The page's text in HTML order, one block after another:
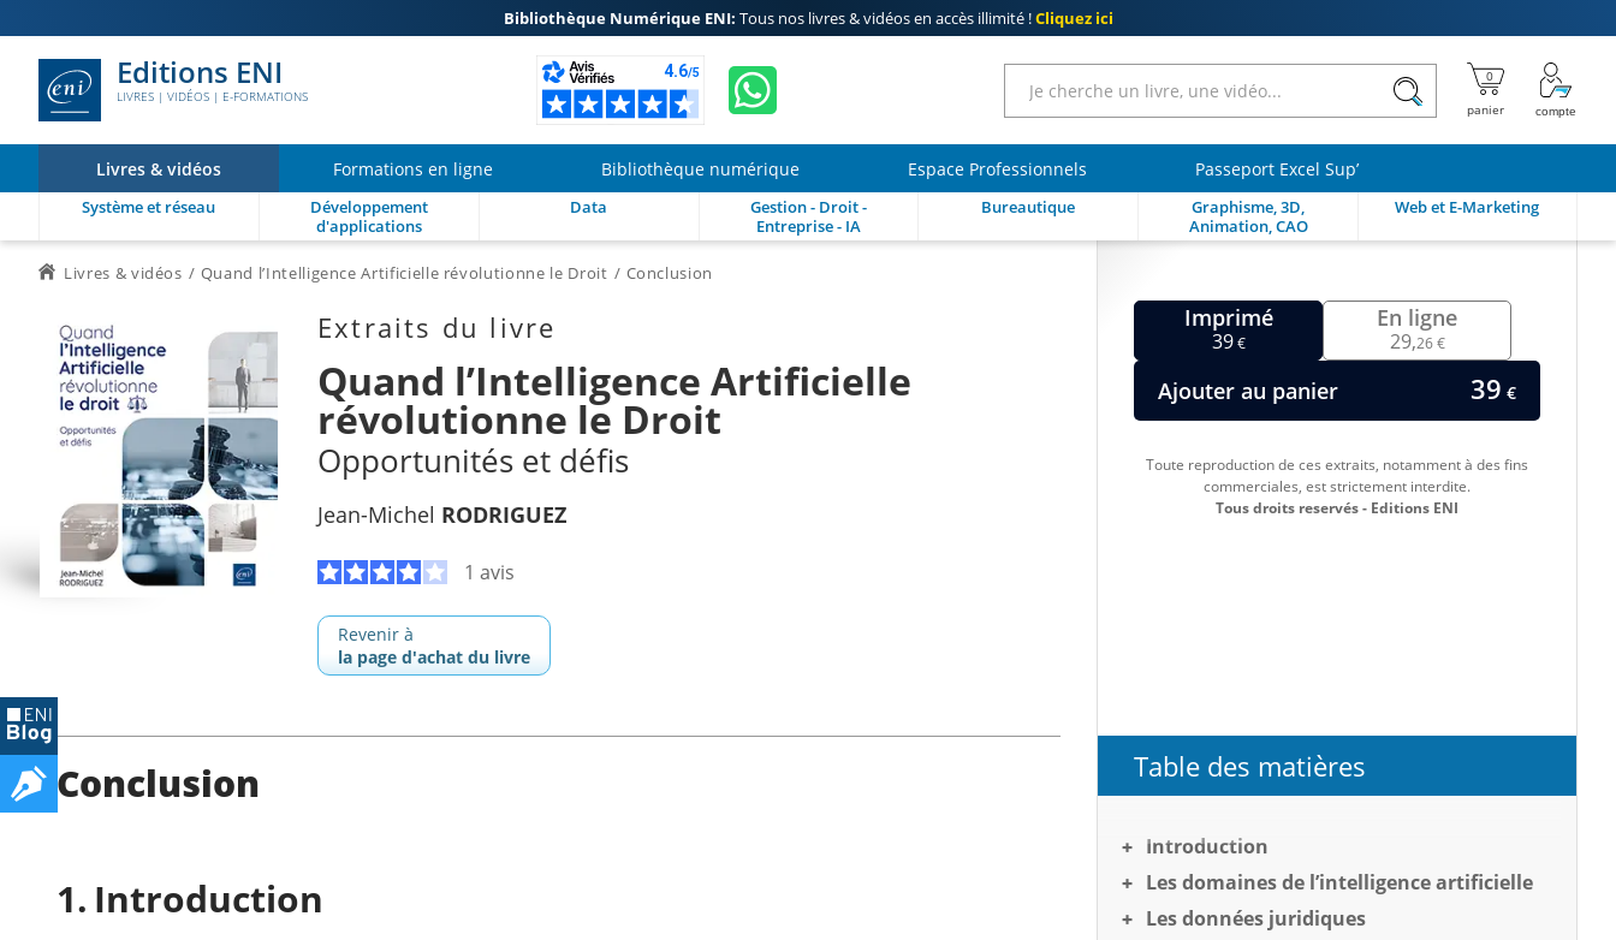
Bibliothèque Numérique ENI: Tous nos livres & vidéos en accès illimité !Cliquez ici
Editions ENI
LIVRES | VIDÉOS | E-FORMATIONS
Livres & vidéos Formations en ligne Bibliothèque numérique Espace Professionnels Passeport Excel Sup’
Système et réseau
Développement
d'applications
Data
Gestion - Droit -
Entreprise - IA
Bureautique
Graphisme, 3D,
Animation, CAO
Web et E-Marketing
Livres & vidéos Quand l’Intelligence Artificielle révolutionne le Droit Conclusion
Extraits du livre
Quand l’Intelligence Artificielle
révolutionne le Droit
Opportunités et défis
Jean-Michel RODRIGUEZ
1 avis
Revenir à
la page d'achat du livre
Imprimé
39€
En ligne
29,26 €
Ajouter au panier 39 €
Toute reproduction de ces extraits, notamment à des fins
commerciales, est strictement interdite.
Tous droits reservés - Editions ENI
Conclusion
Introduction
Table des matières
Introduction
Les domaines de l’intelligence artificielle
Les données juridiques